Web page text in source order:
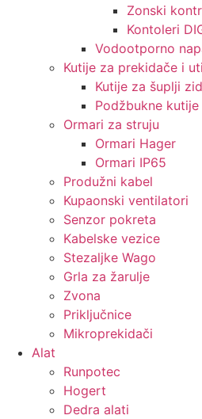
Zonski
Kontoleri
Vodootporno
Kutije za prekidače i
Kutije za šuplji zid
Podžbukne kutije
Ormari za struju
Ormari Hager
Ormari IP65
Produžni kabel
Kupaonski ventilatori
Senzor pokreta
Kabelske vezice
Stezaljke Wago
Grla za žarulje
Zvona
Priključnice
Mikroprekidači
Alat
Runpotec
Hogert
Dedra alati